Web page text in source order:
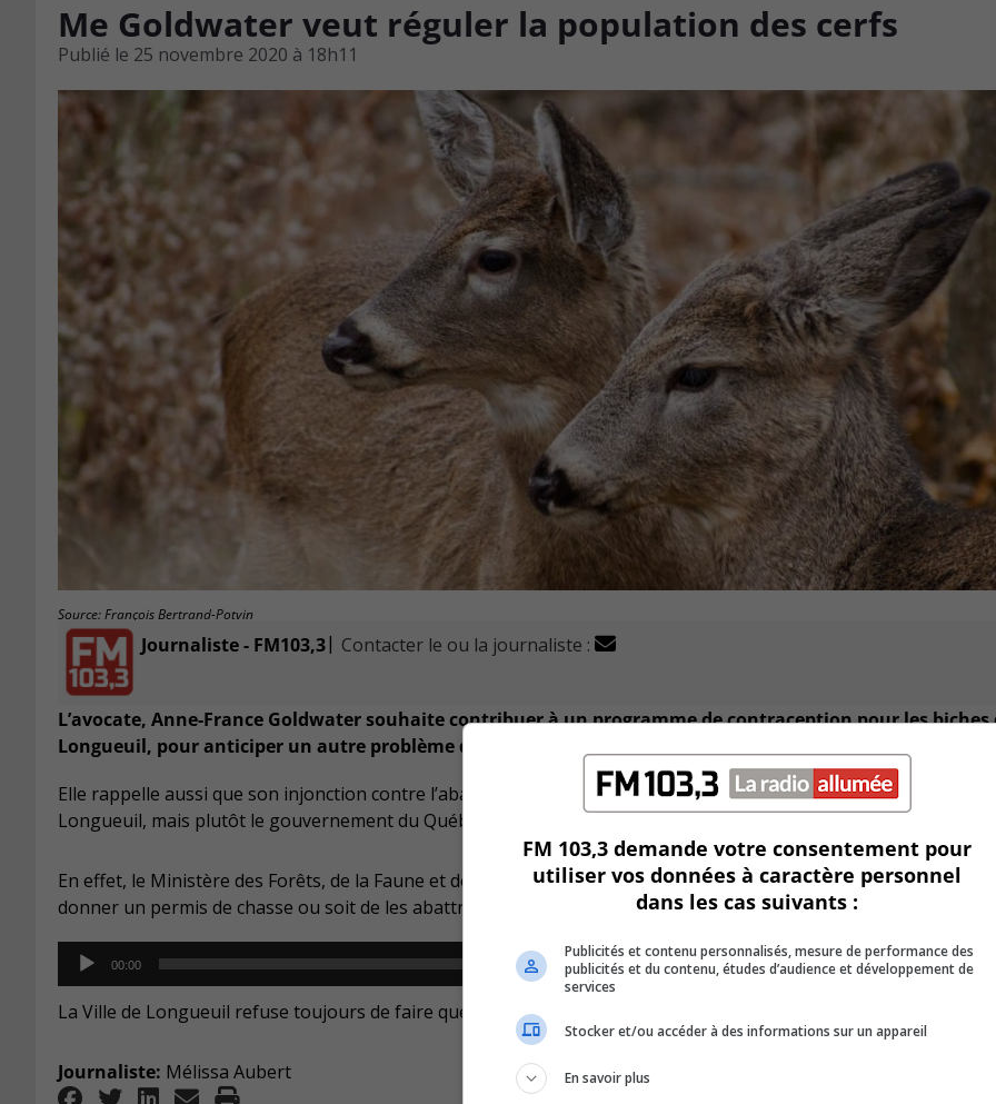
Me Goldwater veut réguler la population des cerfs
Publié le 25 novembre 2020 à 18h11
Source: François Bertrand-Potvin
Journaliste - FM103,3| Contacter le ou la journaliste :
L’avocate, Anne-France Goldwater souhaite contribuer à un programme de contraception pour les biches
Longueuil, pour anticiper un autre problème de surpopulation.
Elle rappelle aussi que son injonction contre l’abattage des cerfs du parc Michel-Chartrand ne visait pas la Ville de
Longueuil, mais plutôt le gouvernement du Québec.
En effet, le Ministère des Forêts, de la Faune et des Parcs n’avait donné que deux choix à la Ville de Longueuil soit
donner un permis de chasse ou soit de les abattre selon l’avocate.
Audio
Player
00:00 00:00
La Ville de Longueuil refuse toujours de faire quelque commentaire que ce soit depuis l’annonce d’épargner les
Journaliste: Mélissa Aubert
FM 103,3 demande votre consentement pour
utiliser vos données à caractère personnel
dans les cas suivants :
Publicités et contenu personnalisés, mesure de performance des
publicités et du contenu, études d’audience et développement de
services
Stocker et/ou accéder à des informations sur un appareil
En savoir plus